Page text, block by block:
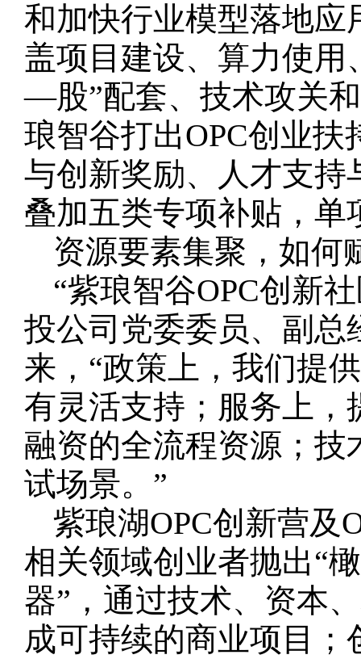
和加快行业模型落地应
盖项目建设、算力使
—股”配套、技术攻关
琅智谷打出OPC创业
与创新奖励、人才支持
叠加五类专项补贴，单
资源要素集聚，如何
“紫琅智谷OPC创新
投公司党委委员、副总
来，“政策上，我们提
有灵活支持；服务上，
融资的全流程资源；
试场景。”
紫琅湖OPC创新营及
相关领域创业者抛出“
器”，通过技术、资本
成可持续的商业项目